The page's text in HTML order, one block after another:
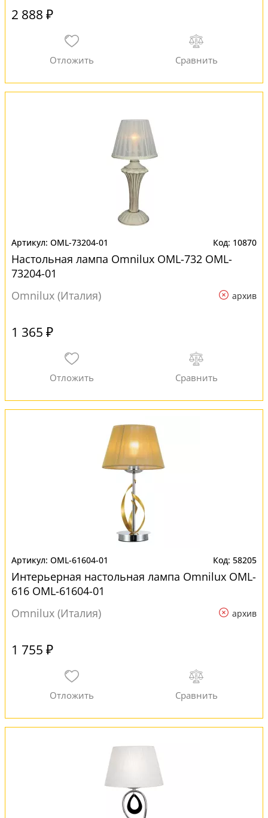
2 888 ₽
OML-73204-01 10870
Настольная лампа Omnilux OML-732 OML-
73204-01
Omnilux (Италия)
архив
1 365 ₽
OML-61604-01 58205
Интерьерная настольная лампа Omnilux OML-
616 OML-61604-01
Omnilux (Италия)
архив
1 755 ₽